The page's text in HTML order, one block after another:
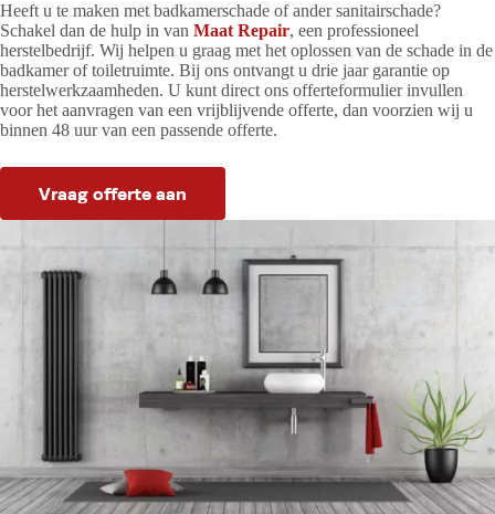
Heeft u te maken met badkamerschade of ander sanitairschade?
Schakel dan de hulp in van Maat Repair, een professioneel
herstelbedrijf. Wij helpen u graag met het oplossen van de schade in de
badkamer of toiletruimte. Bij ons ontvangt u drie jaar garantie op
herstelwerkzaamheden. U kunt direct ons offerteformulier invullen
voor het aanvragen van een vrijblijvende offerte, dan voorzien wij u
binnen 48 uur van een passende offerte.
Vraag offerte aan